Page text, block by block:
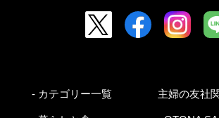
- カテゴリー一覧 主婦の友社